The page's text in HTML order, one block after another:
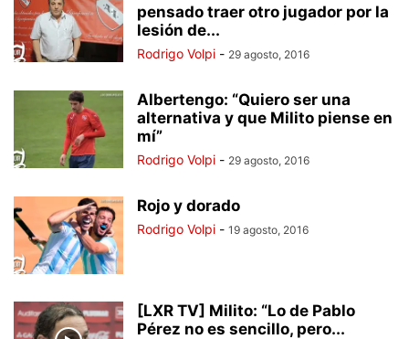
pensado traer otro jugador por la
lesión de...
Rodrigo Volpi - 29 agosto, 2016
Albertengo: “Quiero ser una
alternativa y que Milito piense en
mí”
Rodrigo Volpi - 29 agosto, 2016
Rojo y dorado
Rodrigo Volpi - 19 agosto, 2016
[LXR TV] Milito: “Lo de Pablo
Pérez no es sencillo, pero...